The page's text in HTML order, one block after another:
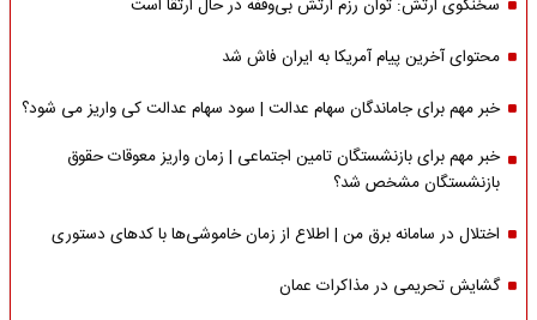
سخنگوی ارتش: توان رزم ارتش بی‌وقفه در حال ارتقا است
محتوای آخرین پیام آمریکا به ایران فاش شد
خبر مهم برای جاماندگان سهام عدالت | سود سهام عدالت کی واریز می شود؟
خبر مهم برای بازنشستگان تامین اجتماعی | زمان واریز معوقات حقوق
بازنشستگان مشخص شد؟
اختلال در سامانه برق من | اطلاع از زمان خاموشی‌ها با کدهای دستوری
گشایش تحریمی در مذاکرات عمان